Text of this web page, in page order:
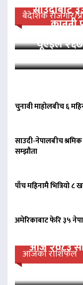
बैदेशिक रोजगार/
साउदीबाट
कानुनी
यूएईले २६७
चुनावी माहोलबीच ६
साउदी-नेपालबीच श्रमिक
सम्झौता
पाँच महिनामै भित्रियो ८
अमेरिकाबाट फेरि ३५
आजको राशिफल
आज २०८३